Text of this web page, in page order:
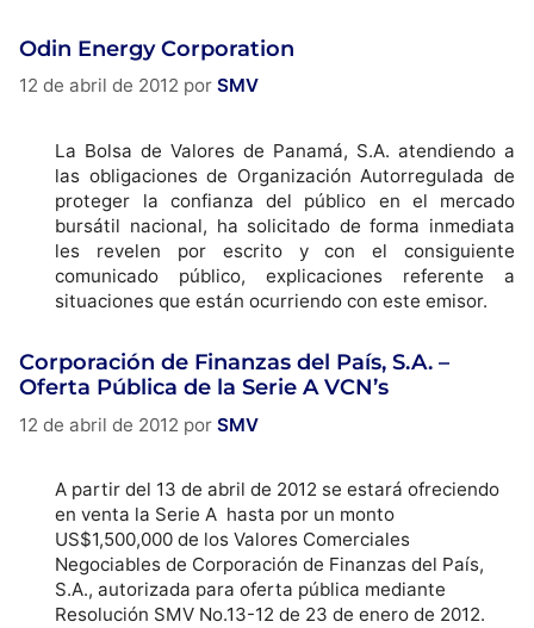
Odin Energy Corporation
12 de abril de 2012 por SMV
La Bolsa de Valores de Panamá, S.A. atendiendo a
las obligaciones de Organización Autorregulada de
proteger la confianza del público en el mercado
bursátil nacional, ha solicitado de forma inmediata
les revelen por escrito y con el consiguiente
comunicado público, explicaciones referente a
situaciones que están ocurriendo con este emisor.
Corporación de Finanzas del País, S.A. –
Oferta Pública de la Serie A VCN’s
12 de abril de 2012 por SMV
A partir del 13 de abril de 2012 se estará ofreciendo
en venta la Serie A hasta por un monto
US$1,500,000 de los Valores Comerciales
Negociables de Corporación de Finanzas del País,
S.A., autorizada para oferta pública mediante
Resolución SMV No.13-12 de 23 de enero de 2012.